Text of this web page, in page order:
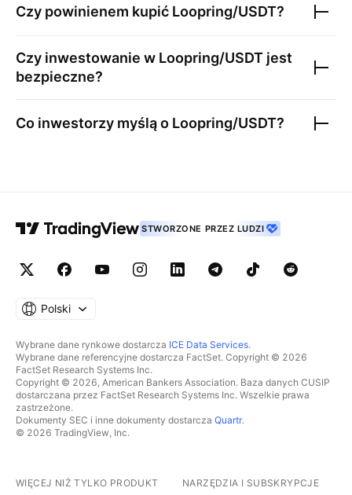
Czy powinienem kupić Loopring/USDT?
Czy inwestowanie w Loopring/USDT jest
bezpieczne?
Co inwestorzy myślą o Loopring/USDT?
STWORZONE PRZEZ LUDZI
Polski
Wybrane dane rynkowe dostarcza ICE Data Services.
Wybrane dane referencyjne dostarcza FactSet. Copyright © 2026
FactSet Research Systems Inc.
Copyright © 2026, American Bankers Association. Baza danych CUSIP
dostarczana przez FactSet Research Systems Inc. Wszelkie prawa
zastrzeżone.
Dokumenty SEC i inne dokumenty dostarcza Quartr.
© 2026 TradingView, Inc.
WIĘCEJ NIŻ TYLKO PRODUKT NARZĘDZIA I SUBSKRYPCJE